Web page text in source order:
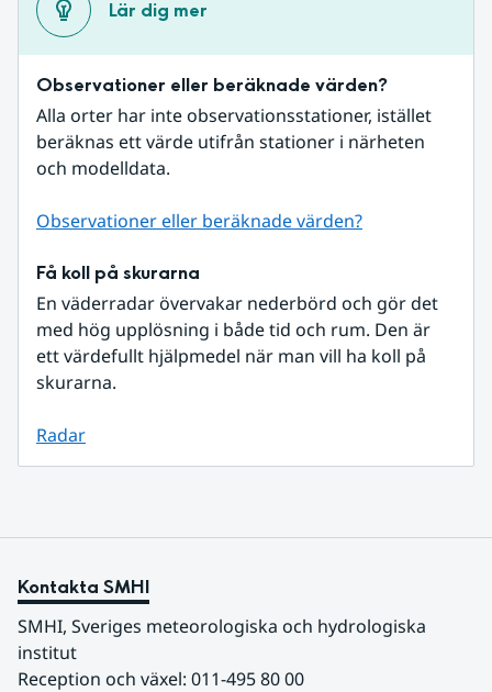
Lär dig mer
Observationer eller beräknade värden?
Alla orter har inte observationsstationer, istället
beräknas ett värde utifrån stationer i närheten
och modelldata.
Observationer eller beräknade värden?
Få koll på skurarna
En väderradar övervakar nederbörd och gör det
med hög upplösning i både tid och rum. Den är
ett värdefullt hjälpmedel när man vill ha koll på
skurarna.
Radar
Kontakta SMHI
SMHI, Sveriges meteorologiska och hydrologiska
institut
Reception och växel: 011-495 80 00